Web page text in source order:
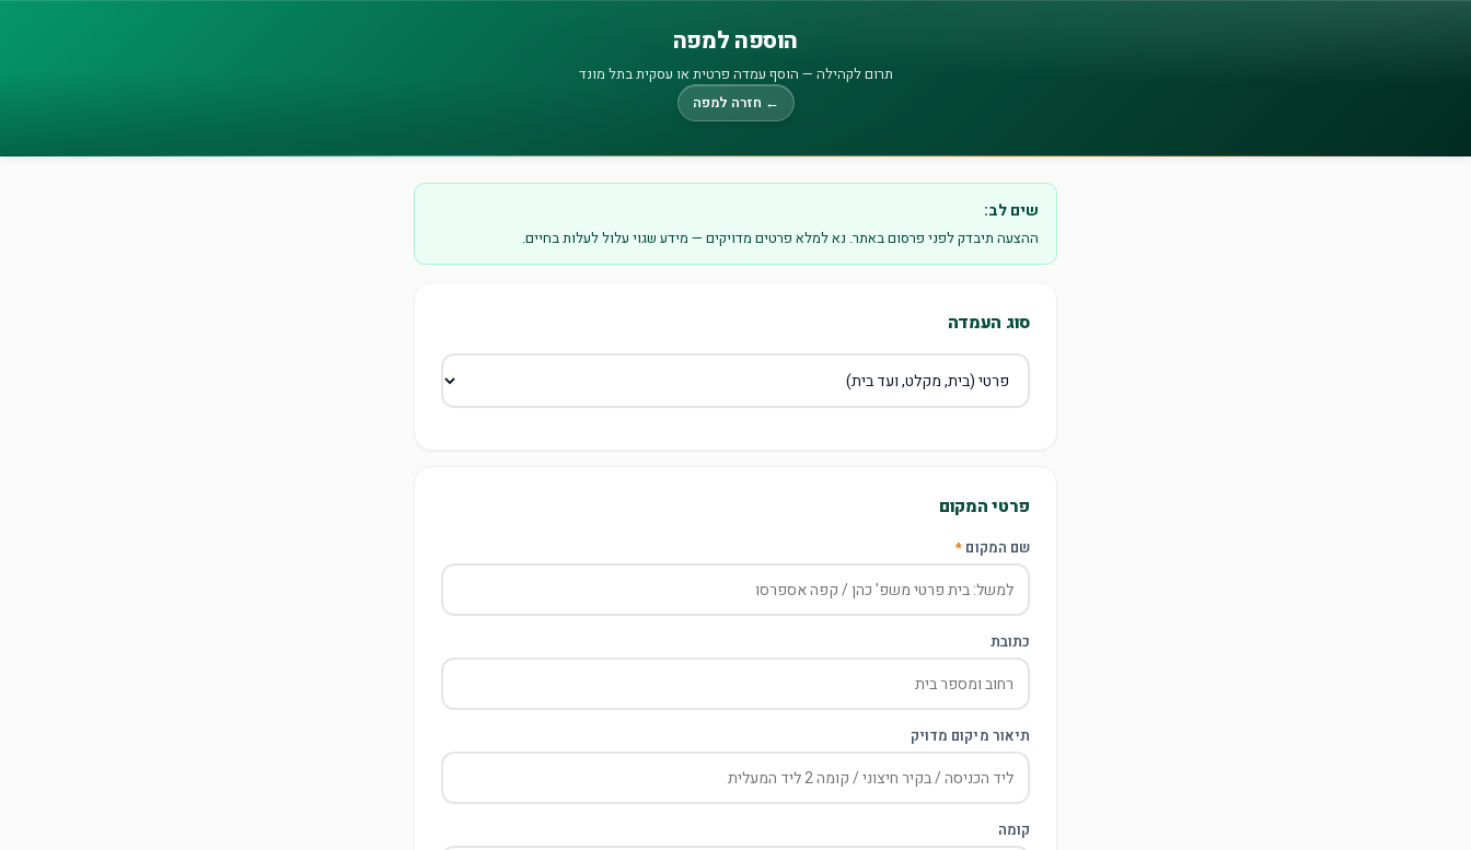
הוספה למפה
תרום לקהילה — הוסף עמדה פרטית או עסקית בתל מונד
← חזרה למפה
שים לב:
ההצעה תיבדק לפני פרסום באתר. נא למלא פרטים מדויקים — מידע שגוי עלול לעלות בחיים.
סוג העמדה
פרטי המקום
שם המקום *
כתובת
תיאור מיקום מדויק
קומה